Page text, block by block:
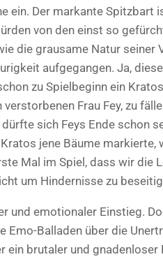
ein. Der markante Spitzbart
von den einst so
die grausame Natur
aufgegangen. Ja,
zu Spielbeginn ein
verstorbenen Frau Fey, zu
sich Feys Ende schon
jene Bäume markierte,
Mal im Spiel, dass wir die
um Hindernisse zu
und emotionaler Einstieg.
Emo-Balladen über die
ein brutaler und